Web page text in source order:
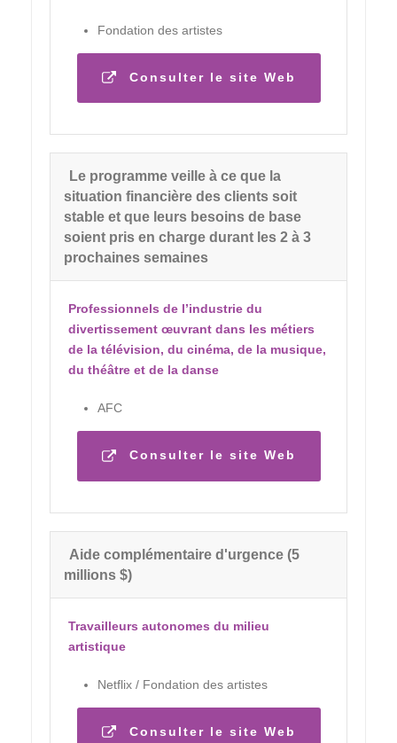
Fondation des artistes
Consulter le site Web
Le programme veille à ce que la
situation financière des clients soit
stable et que leurs besoins de base
soient pris en charge durant les 2 à 3
prochaines semaines
Professionnels de l’industrie du
divertissement œuvrant dans les métiers
de la télévision, du cinéma, de la musique,
du théâtre et de la danse
AFC
Consulter le site Web
Aide complémentaire d'urgence (5
millions $)
Travailleurs autonomes du milieu
artistique
Netflix / Fondation des artistes
Consulter le site Web